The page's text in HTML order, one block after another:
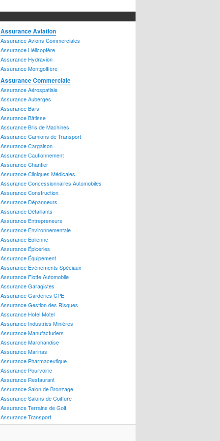
Groupe
Assurance Bloc Appartements
Assurance Chalet
Assurance Hypothèque
Assurance Logement-Appartement
Assurance Maison
Assurance Maison Mobile
Assurance Piscine
Assurance Propriétaire
Produits de Luxe
Assurance Antiquités
Assurance Bijoux
Assurance Cave à vin
Assurance Objets d'art
Assurance Objets de Collection
Assurance Caravane – Autocaravane
Assurance Moto Marine
Assurance Motoneige
Assurance Remorque
Assurance Roulotte – Tente-Roulotte
Assurance Roulottes
Assurance Scooter
Assurance VTT
de Personnes
Assurance Accidents
Assurance Dentaire
Assurance Enlèvement Rançon
Assurance Invalidité
Assurance Médicaments
Assurance Salaire
Assurance Santé
Assurance Soins Médicaux
Assurance Sports Dangereux
Assurance Aviation
Assurance Avions Commerciales
Assurance Hélicoptère
Assurance Hydravion
Assurance Montgolfière
Assurance Commerciale
Assurance Aérospatiale
Assurance Auberges
Assurance Bars
Assurance Bâtisse
Assurance Bris de Machines
Assurance Camions de Transport
Assurance Cargaison
Assurance Cautionnement
Assurance Chantier
Assurance Cliniques Médicales
Assurance Concessionnaires Automobiles
Assurance Construction
Assurance Dépanneurs
Assurance Détaillants
Assurance Entrepreneurs
Assurance Environnementale
Assurance Éolienne
Assurance Épiceries
Assurance Équipement
Assurance Évènements Spéciaux
Assurance Flotte Automobile
Assurance Garagistes
Assurance Garderies CPE
Assurance Gestion des Risques
Assurance Hotel Motel
Assurance Industries Minières
Assurance Manufacturiers
Assurance Marchandise
Assurance Marinas
Assurance Pharmaceutique
Assurance Pourvoirie
Assurance Restaurant
Assurance Salon de Bronzage
Assurance Salons de Coiffure
Assurance Terrains de Golf
Assurance Transport